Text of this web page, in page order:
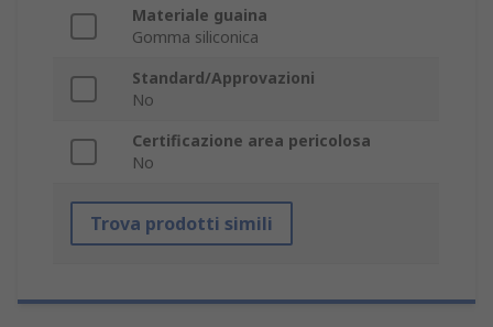
Materiale guaina
Gomma siliconica
Standard/Approvazioni
No
Certificazione area pericolosa
No
Trova prodotti simili